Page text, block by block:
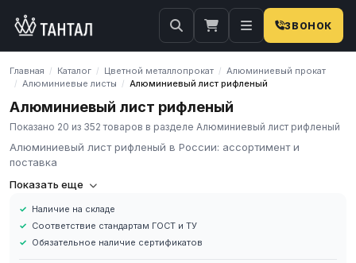
ЗВОНОК
Главная / Каталог / Цветной металлопрокат / Алюминиевый прокат
/ Алюминиевые листы / Алюминиевый лист рифленый
Алюминиевый лист рифленый
Показано 20 из 352 товаров в разделе Алюминиевый лист рифленый
Алюминиевый лист рифленый в России: ассортимент и
поставка
Алюминиевый рифленый лист
небольшой вес, коррозионная стойкость и более уверенное
сцепление поверхности (по сравнению с гладким листом).
Какие бывают рифленияКвинтет,дуэт
Показать еще
Наличие на складе
Соответствие стандартам ГОСТ и ТУ
Обязательное наличие сертификатов